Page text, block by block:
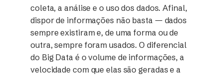
coleta, a análise e o uso dos dados. Afinal,
dispor de informações não basta — dados
sempre existiram e, de uma forma ou de
outra, sempre foram usados. O diferencial
do Big Data é o volume de informações, a
velocidade com que elas são geradas e a